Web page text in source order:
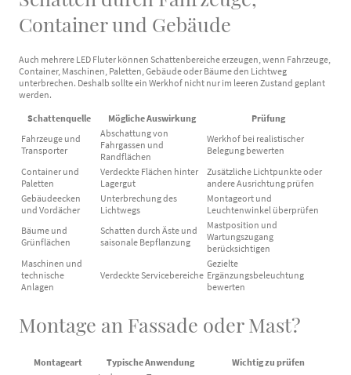
Container und Gebäude
Auch mehrere LED Fluter können Schattenbereiche erzeugen, wenn Fahrzeuge,
Container, Maschinen, Paletten, Gebäude oder Bäume den Lichtweg
unterbrechen. Deshalb sollte ein Werkhof nicht nur im leeren Zustand geplant
werden.
Schattenquelle Mögliche Auswirkung
Prüfung
Fahrzeuge und
Transporter
Abschattung von
Fahrgassen und
Randflächen
Werkhof bei realistischer
Belegung bewerten
Container und
Paletten
Verdeckte Flächen hinter
Lagergut
Zusätzliche Lichtpunkte oder
andere Ausrichtung prüfen
Gebäudeecken
und Vordächer
Unterbrechung des
Lichtwegs
Montageort und
Leuchtenwinkel überprüfen
Bäume und
Grünflächen
Schatten durch Äste und
saisonale Bepflanzung
Mastposition und
Wartungszugang
berücksichtigen
Maschinen und
technische
Anlagen
Verdeckte Servicebereiche
Gezielte
Ergänzungsbeleuchtung
bewerten
Montage an Fassade oder Mast?
Montageart Typische Anwendung Wichtig zu prüfen